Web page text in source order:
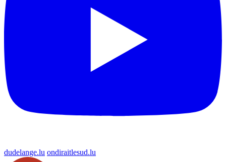
dudelange.lu ondiraitlesud.lu